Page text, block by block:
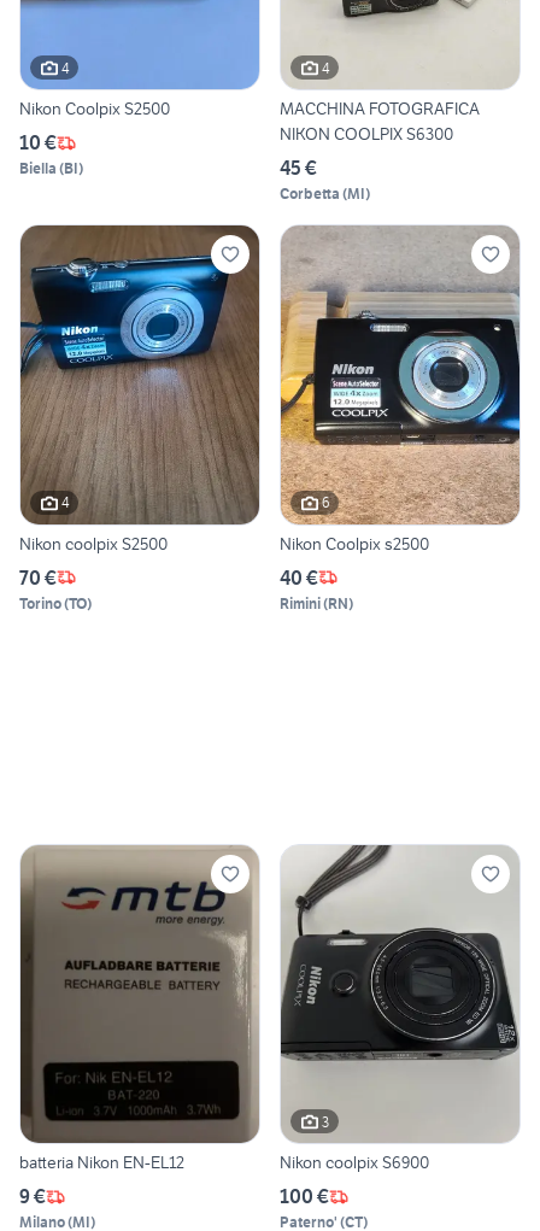
4
Nikon Coolpix S2500
10 €
Biella (BI)
4
MACCHINA FOTOGRAFICA
NIKON COOLPIX S6300
45 €
Corbetta (MI)
4
Nikon coolpix S2500
70 €
Torino(TO)
6
Nikon Coolpix s2500
40 €
Rimini(RN)
batteria Nikon EN-EL12
9 €
Milano(MI)
3
Nikon coolpix S6900
100 €
Paterno' (CT)